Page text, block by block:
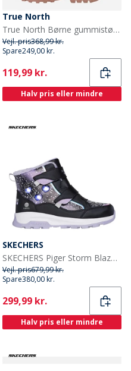
True North
True North Børne gummistøvler lyserød Lt-Rose
Vejl. pris368,99 kr.
Spare249,00 kr.
Current
119,99 kr.
Halv pris eller mindre
SKECHERS
SKECHERS Piger Storm Blazer Vandtætte Sko Black Lavender
Vejl. pris679,99 kr.
Spare380,00 kr.
Current
299,99 kr.
Halv pris eller mindre